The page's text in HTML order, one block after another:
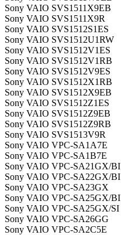
Sony VAIO SVS1511X9EB
Sony VAIO SVS1511X9R
Sony VAIO SVS1512S1ES
Sony VAIO SVS1512U1RW
Sony VAIO SVS1512V1ES
Sony VAIO SVS1512V1RB
Sony VAIO SVS1512V9ES
Sony VAIO SVS1512X1RB
Sony VAIO SVS1512X9EB
Sony VAIO SVS1512Z1ES
Sony VAIO SVS1512Z9EB
Sony VAIO SVS1512Z9RB
Sony VAIO SVS1513V9R
Sony VAIO VPC-SA1A7E
Sony VAIO VPC-SA1B7E
Sony VAIO VPC-SA21GX/BI
Sony VAIO VPC-SA22GX/BI
Sony VAIO VPC-SA23GX
Sony VAIO VPC-SA25GX/BI
Sony VAIO VPC-SA25GX/SI
Sony VAIO VPC-SA26GG
Sony VAIO VPC-SA2C5E